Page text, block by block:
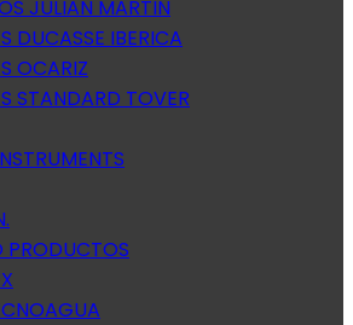
JULIAN MARTIN
DUCASSE IBERICA
OCARIZ
STANDARD TOVER
PRODUCTOS